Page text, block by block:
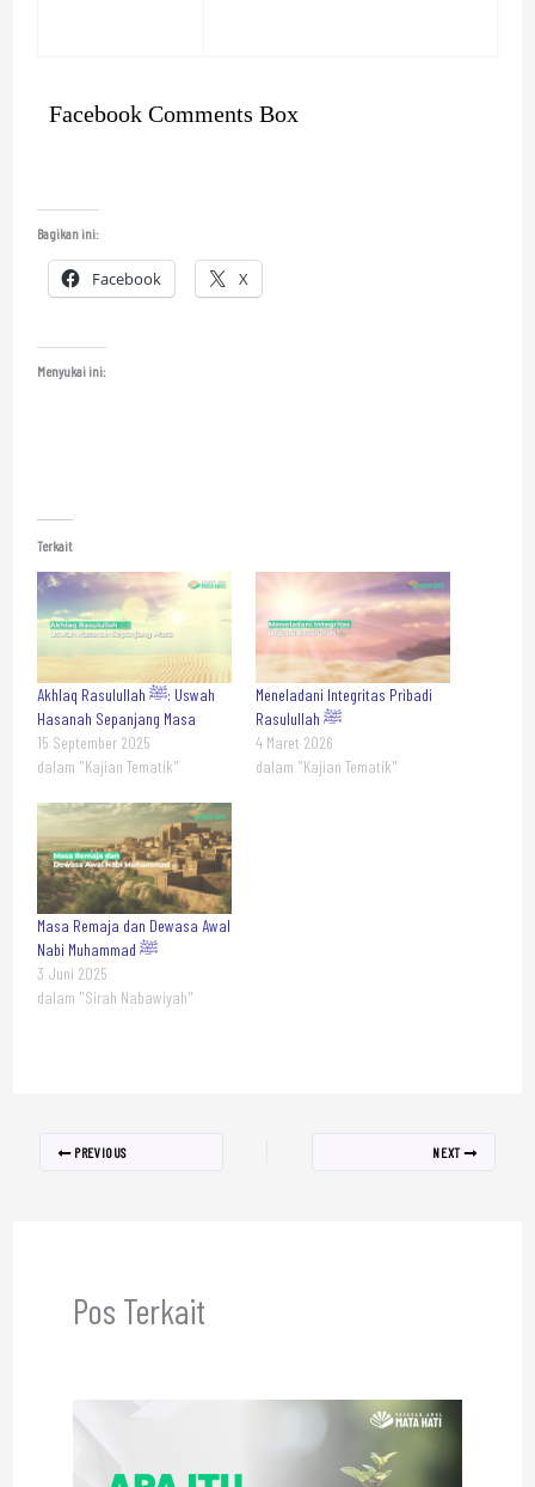
Facebook Comments Box
Bagikan ini:
Facebook X
Menyukai ini:
Terkait
Akhlaq Rasulullah ﷺ: Uswah
Hasanah Sepanjang Masa
15 September 2025
dalam "Kajian Tematik"
Meneladani Integritas Pribadi
Rasulullah ﷺ
4 Maret 2026
dalam "Kajian Tematik"
Masa Remaja dan Dewasa Awal
Nabi Muhammad ﷺ
3 Juni 2025
dalam "Sirah Nabawiyah"
PREVIOUS NEXT
Pos Terkait